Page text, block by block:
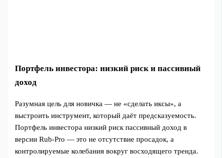
Портфель инвестора: низкий риск и пассивный
доход
Разумная цель для новичка — не «сделать иксы», а
выстроить инструмент, который даёт предсказуемость.
Портфель инвестора низкий риск пассивный доход в
версии Rub-Pro — это не отсутствие просадок, а
контролируемые колебания вокруг восходящего тренда.